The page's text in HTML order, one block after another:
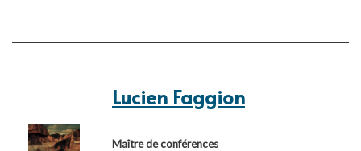
Lucien Faggion
Maître de conférences